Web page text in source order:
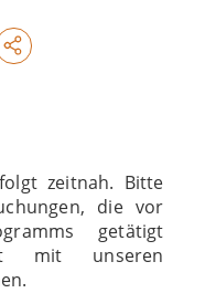
zeitnah. Bitte
die vor
getätigt
mit unseren